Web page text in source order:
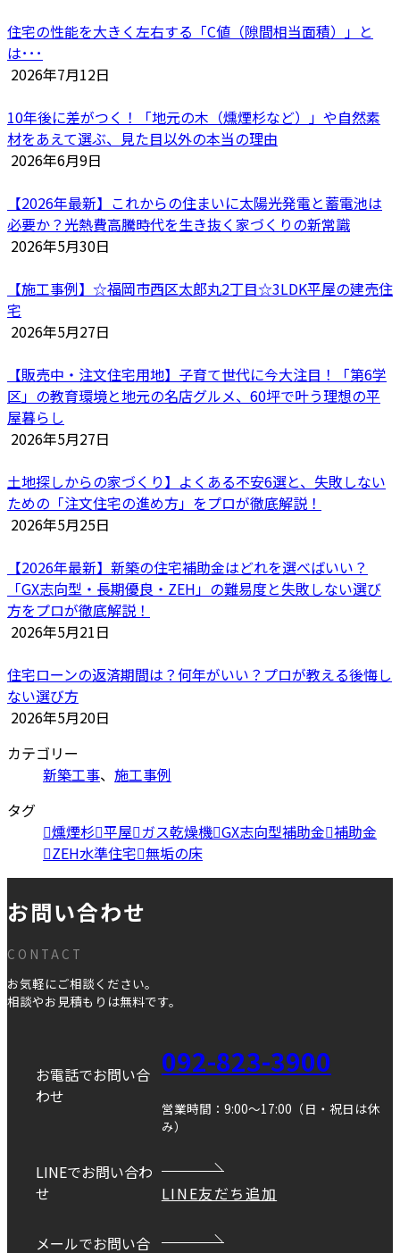
住宅の性能を大きく左右する「C値（隙間相当面積）」と
は･･･
2026年7月12日
10年後に差がつく！「地元の木（燻煙杉など）」や自然素
材をあえて選ぶ、見た目以外の本当の理由
2026年6月9日
【2026年最新】これからの住まいに太陽光発電と蓄電池は
必要か？光熱費高騰時代を生き抜く家づくりの新常識
2026年5月30日
【施工事例】☆福岡市西区太郎丸2丁目☆3LDK平屋の建売住
宅
2026年5月27日
【販売中・注文住宅用地】子育て世代に今大注目！「第6学
区」の教育環境と地元の名店グルメ、60坪で叶う理想の平
屋暮らし
2026年5月27日
土地探しからの家づくり】よくある不安6選と、失敗しない
ための「注文住宅の進め方」をプロが徹底解説！
2026年5月25日
【2026年最新】新築の住宅補助金はどれを選べばいい？
「GX志向型・長期優良・ZEH」の難易度と失敗しない選び
方をプロが徹底解説！
2026年5月21日
住宅ローンの返済期間は？何年がいい？プロが教える後悔し
ない選び方
2026年5月20日
カテゴリー
新築工事、 施工事例
タグ
燻煙杉 平屋 ガス乾燥機 GX志向型補助金 補助金
ZEH水準住宅 無垢の床
お問い合わせ
CONTACT
お気軽にご相談ください。
相談やお見積もりは無料です。
お電話でお問い合
わせ
092-823-3900
営業時間：9:00～17:00（日・祝日は休
み）
LINEでお問い合わ
せ
LINE友だち追加
メールでお問い合